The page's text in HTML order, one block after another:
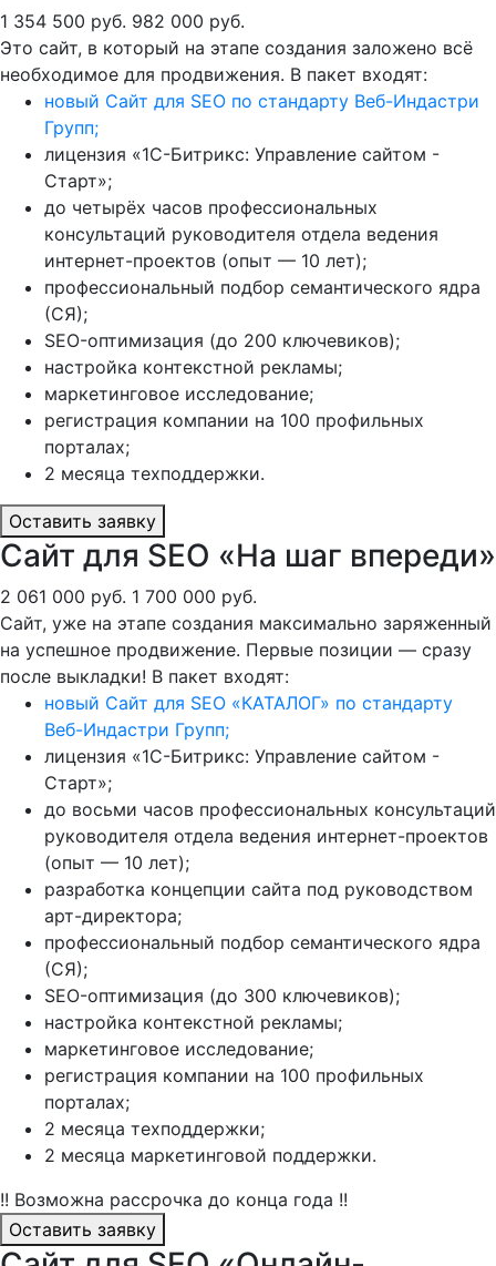
1 354 500 руб. 982 000 руб.
Это сайт, в который на этапе создания заложено всё
необходимое для продвижения. В пакет входят:
новый Сайт для SEO по стандарту Веб-Индастри
Групп;
лицензия «1С-Битрикс: Управление сайтом -
Старт»;
до четырёх часов профессиональных
консультаций руководителя отдела ведения
интернет-проектов (опыт — 10 лет);
профессиональный подбор семантического ядра
(СЯ);
SEO-оптимизация (до 200 ключевиков);
настройка контекстной рекламы;
маркетинговое исследование;
регистрация компании на 100 профильных
порталах;
2 месяца техподдержки.
Оставить заявку
Сайт для SEO «На шаг впереди»
2 061 000 руб. 1 700 000 руб.
Сайт, уже на этапе создания максимально заряженный
на успешное продвижение. Первые позиции — сразу
после выкладки! В пакет входят:
новый Сайт для SEO «КАТАЛОГ» по стандарту
Веб-Индастри Групп;
лицензия «1С-Битрикс: Управление сайтом -
Старт»;
до восьми часов профессиональных консультаций
руководителя отдела ведения интернет-проектов
(опыт — 10 лет);
разработка концепции сайта под руководством
арт-директора;
профессиональный подбор семантического ядра
(СЯ);
SEO-оптимизация (до 300 ключевиков);
настройка контекстной рекламы;
маркетинговое исследование;
регистрация компании на 100 профильных
порталах;
2 месяца техподдержки;
2 месяца маркетинговой поддержки.
!! Возможна рассрочка до конца года !!
Оставить заявку